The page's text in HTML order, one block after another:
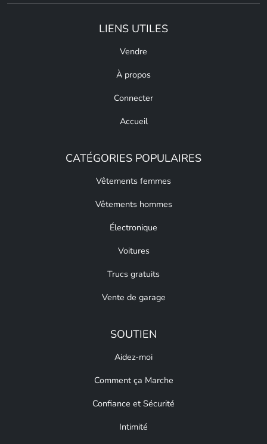
LIENS UTILES
Vendre
À propos
Connecter
Accueil
CATÉGORIES POPULAIRES
Vêtements femmes
Vêtements hommes
Électronique
Voitures
Trucs gratuits
Vente de garage
SOUTIEN
Aidez-moi
Comment ça Marche
Confiance et Sécurité
Intimité